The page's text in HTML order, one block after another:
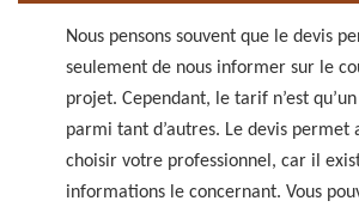
Nous pensons souvent que le devis
seulement de nous informer sur le
projet. Cependant, le tarif n’est
parmi tant d’autres. Le devis permet
choisir votre professionnel, car il
informations le concernant. Vous